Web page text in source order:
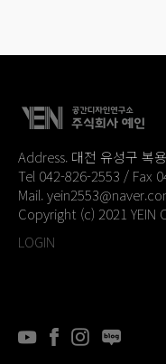
Address. 대전 유성구 복
Tel 042-826-2553 / Fax
Mail.
Copyright (c) 2021 YEIN
LOGIN